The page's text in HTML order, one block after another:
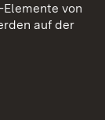
von
auf der